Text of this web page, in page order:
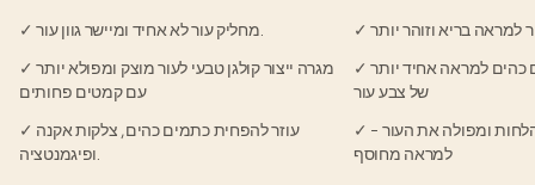
✓ מגרה ייצור קולגן טבעי לעור מוצק ומפולא יותר
עם קמטים פחותים
✓ עוזר להפחית כתמים כהים, צלקות אקנה
למראה בריא וזוהר יותר
✓ עוזר להפחית כתמים כהים למראה אחיד יותר
של צבע עור
✓ מגביר את רמות הלחות ומפולה את העור -
למראה מחוסף